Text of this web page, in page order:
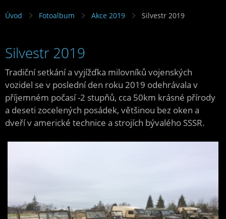
Úvod Fotoalbum Akce 2019 Silvestr 2019
Silvestr 2019
Tradiční setkání a vyjížďka milovníků vojenských
vozidel se v poslední den roku 2019 odehrávala v
příjemném počasí -2 stupňů, cca 50km krásné přírody
a deseti zocelených posádek, většinou bez oken a
dveří v americké technice a strojích bývalého SSSR.